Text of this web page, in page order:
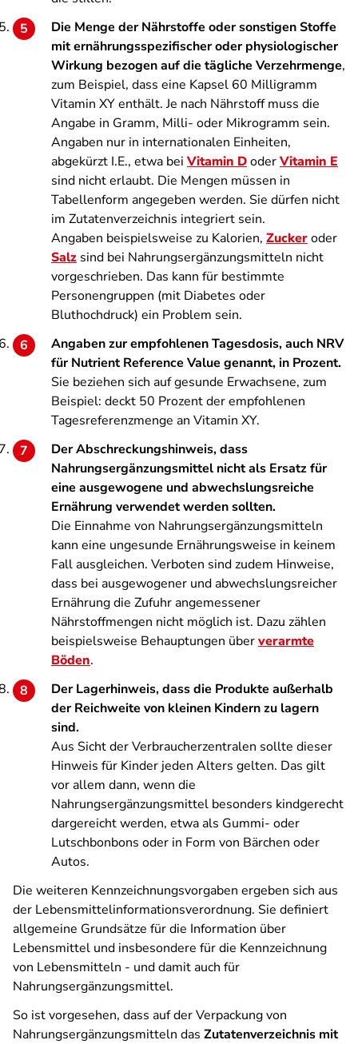
Die Menge der Nährstoffe oder sonstigen Stoffe
mit ernährungsspezifischer oder physiologischer
Wirkung bezogen auf die tägliche Verzehrmenge,
zum Beispiel, dass eine Kapsel 60 Milligramm
Vitamin XY enthält. Je nach Nährstoff muss die
Angabe in Gramm, Milli- oder Mikrogramm sein.
Angaben nur in internationalen Einheiten,
abgekürzt I.E., etwa bei Vitamin DoderVitamin E
sind nicht erlaubt. Die Mengen müssen in
Tabellenform angegeben werden. Sie dürfen nicht
im Zutatenverzeichnis integriert sein.
Angaben beispielsweise zu Kalorien, Zuckeroder
Salz sind bei Nahrungsergänzungsmitteln nicht
vorgeschrieben. Das kann für bestimmte
Personengruppen (mit Diabetes oder
Bluthochdruck) ein Problem sein.
Angaben zur empfohlenen Tagesdosis, auch NRV
für Nutrient Reference Value genannt, in Prozent.
Sie beziehen sich auf gesunde Erwachsene, zum
Beispiel: deckt 50 Prozent der empfohlenen
Tagesreferenzmenge an Vitamin XY.
Der Abschreckungshinweis, dass
Nahrungsergänzungsmittel nicht als Ersatz für
eine ausgewogene und abwechslungsreiche
Ernährung verwendet werden sollten.
Die Einnahme von Nahrungsergänzungsmitteln
kann eine ungesunde Ernährungsweise in keinem
Fall ausgleichen. Verboten sind zudem Hinweise,
dass bei ausgewogener und abwechslungsreicher
Ernährung die Zufuhr angemessener
Nährstoffmengen nicht möglich ist. Dazu zählen
beispielsweise Behauptungen überverarmte
Böden.
Der Lagerhinweis, dass die Produkte außerhalb
der Reichweite von kleinen Kindern zu lagern
sind.
Aus Sicht der Verbraucherzentralen sollte dieser
Hinweis für Kinder jeden Alters gelten. Das gilt
vor allem dann, wenn die
Nahrungsergänzungsmittel besonders kindgerecht
dargereicht werden, etwa als Gummi- oder
Lutschbonbons oder in Form von Bärchen oder
Autos.
Die weiteren Kennzeichnungsvorgaben ergeben sich aus
der Lebensmittelinformationsverordnung. Sie definiert
allgemeine Grundsätze für die Information über
Lebensmittel und insbesondere für die Kennzeichnung
von Lebensmitteln - und damit auch für
Nahrungsergänzungsmittel.
So ist vorgesehen, dass auf der Verpackung von
Nahrungsergänzungsmitteln das Zutatenverzeichnis mit